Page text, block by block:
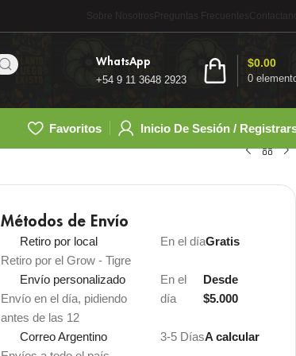
Sobre Nosotros Preguntas Frecuentes
WhatsApp
+54 9 11 3648 2923 0
$0.00
Favoritos
Inicio De Sesión /
Métodos de Envío
Retiro por local
Retiro por el Grow - Tigre
En el díaGratis
Envío personalizado
Envío en el día, pidiendo
antes de las 12
En el
día
Desde
$5.000
Correo Argentino
3-5 DíasA calcular